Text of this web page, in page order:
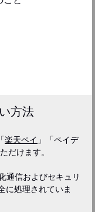
方法
楽天ペイ 」「ペイデ
だけます。
通信およびセキュリ
に処理されていま